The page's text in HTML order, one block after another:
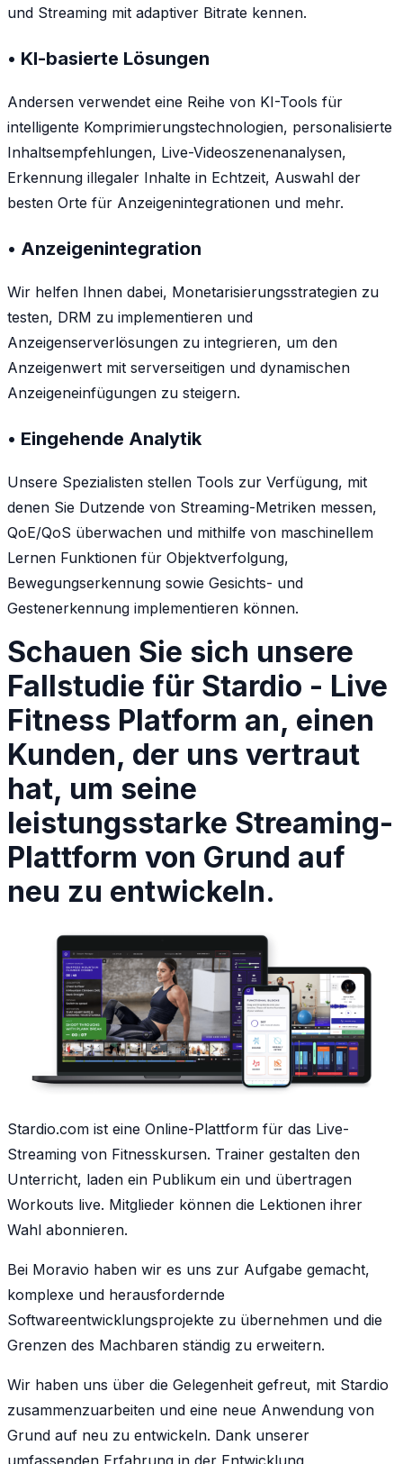
und Streaming mit adaptiver Bitrate kennen.
• KI-basierte Lösungen
Andersen verwendet eine Reihe von KI-Tools für
intelligente Komprimierungstechnologien, personalisierte
Inhaltsempfehlungen, Live-Videoszenenanalysen,
Erkennung illegaler Inhalte in Echtzeit, Auswahl der
besten Orte für Anzeigenintegrationen und mehr.
• Anzeigenintegration
Wir helfen Ihnen dabei, Monetarisierungsstrategien zu
testen, DRM zu implementieren und
Anzeigenserverlösungen zu integrieren, um den
Anzeigenwert mit serverseitigen und dynamischen
Anzeigeneinfügungen zu steigern.
• Eingehende Analytik
Unsere Spezialisten stellen Tools zur Verfügung, mit
denen Sie Dutzende von Streaming-Metriken messen,
QoE/QoS überwachen und mithilfe von maschinellem
Lernen Funktionen für Objektverfolgung,
Bewegungserkennung sowie Gesichts- und
Gestenerkennung implementieren können.
Schauen Sie sich unsere
Fallstudie für Stardio - Live
Fitness Platform an, einen
Kunden, der uns vertraut
hat, um seine
leistungsstarke Streaming-
Plattform von Grund auf
neu zu entwickeln.
Stardio.com ist eine Online-Plattform für das Live-
Streaming von Fitnesskursen. Trainer gestalten den
Unterricht, laden ein Publikum ein und übertragen
Workouts live. Mitglieder können die Lektionen ihrer
Wahl abonnieren.
Bei Moravio haben wir es uns zur Aufgabe gemacht,
komplexe und herausfordernde
Softwareentwicklungsprojekte zu übernehmen und die
Grenzen des Machbaren ständig zu erweitern.
Wir haben uns über die Gelegenheit gefreut, mit Stardio
zusammenzuarbeiten und eine neue Anwendung von
Grund auf neu zu entwickeln. Dank unserer